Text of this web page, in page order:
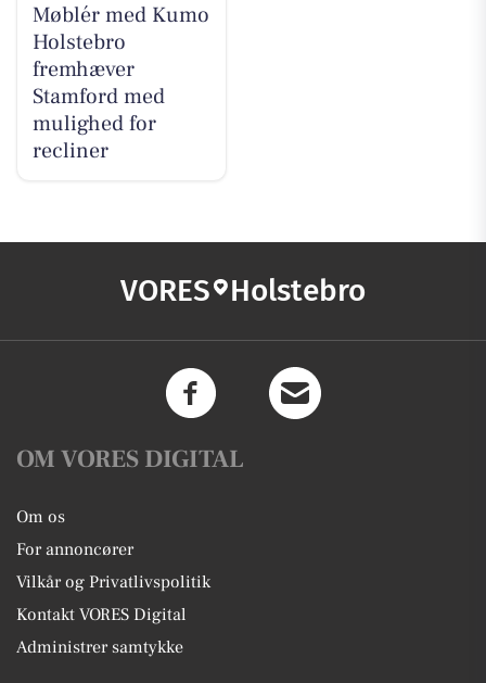
Møblér med Kumo
Holstebro
fremhæver
Stamford med
mulighed for
recliner
VORES Holstebro
OM VORES DIGITAL
Om os
For annoncører
Vilkår og Privatlivspolitik
Kontakt VORES Digital
Administrer samtykke